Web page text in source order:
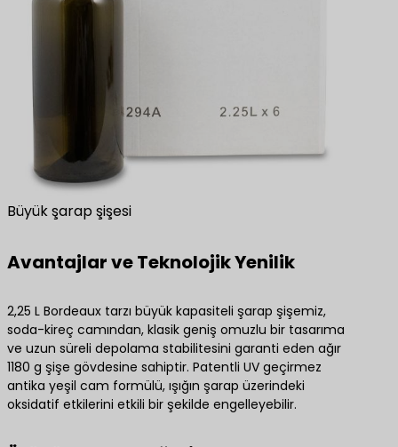
Büyük şarap şişesi
Avantajlar ve Teknolojik Yenilik
2,25 L Bordeaux tarzı büyük kapasiteli şarap şişemiz,
soda-kireç camından, klasik geniş omuzlu bir tasarıma
ve uzun süreli depolama stabilitesini garanti eden ağır
1180 g şişe gövdesine sahiptir. Patentli UV geçirmez
antika yeşil cam formülü, ışığın şarap üzerindeki
oksidatif etkilerini etkili bir şekilde engelleyebilir.